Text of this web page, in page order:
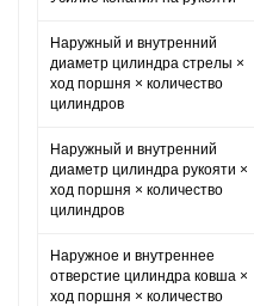
Наружный и внутренний
диаметр цилиндра стрелы ×
ход поршня × количество
цилиндров
Наружный и внутренний
диаметр цилиндра рукояти ×
ход поршня × количество
цилиндров
Наружное и внутреннее
отверстие цилиндра ковша ×
ход поршня × количество